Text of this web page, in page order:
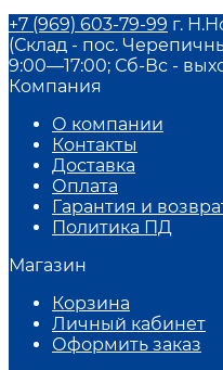
+7 (969) 603-79-99 г.
(Склад - пос.
9:00—17:00; Сб-Вс -
Компания
О компании
Контакты
Доставка
Оплата
Гарантия и
Политика ПД
Магазин
Корзина
Личный кабинет
Оформить заказ